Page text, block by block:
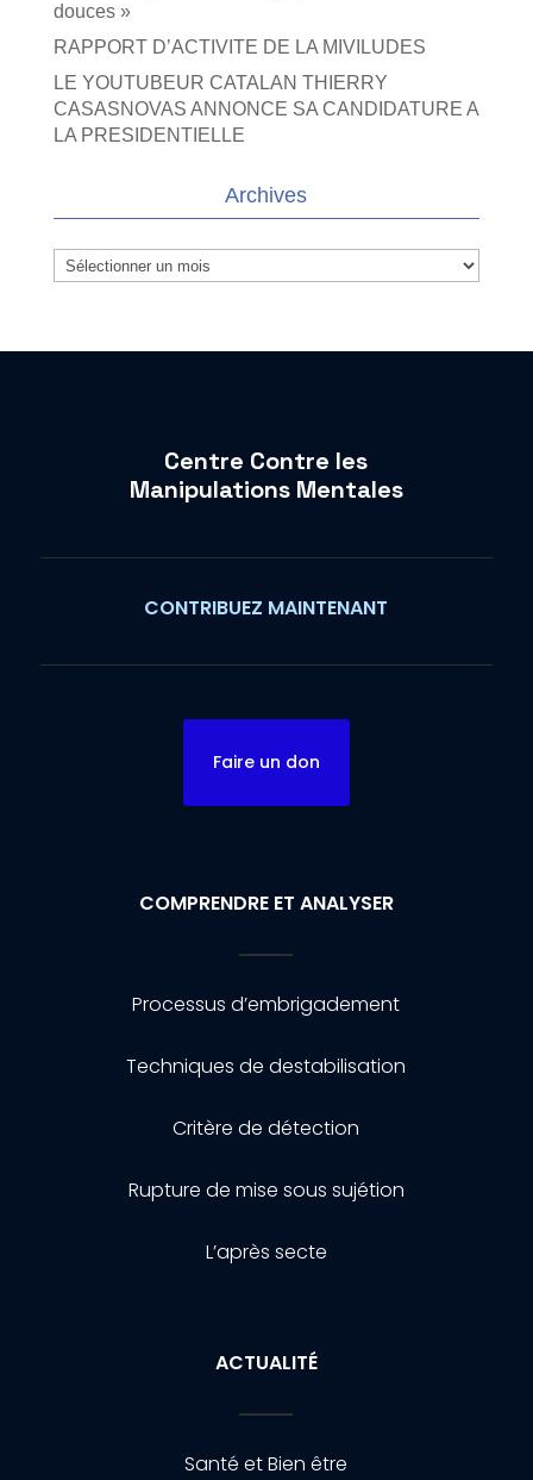
douces »
RAPPORT D’ACTIVITE DE LA MIVILUDES
LE YOUTUBEUR CATALAN THIERRY
CASASNOVAS ANNONCE SA CANDIDATURE A
LA PRESIDENTIELLE
Archives
Archives
Centre Contre les
Manipulations Mentales
CONTRIBUEZ MAINTENANT
Faire un don
COMPRENDRE ET ANALYSER
Processus d’embrigadement
Techniques de destabilisation
Critère de détection
Rupture de mise sous sujétion
L’après secte
ACTUALITÉ
Santé et Bien être